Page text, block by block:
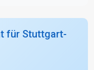
für Stuttgart-